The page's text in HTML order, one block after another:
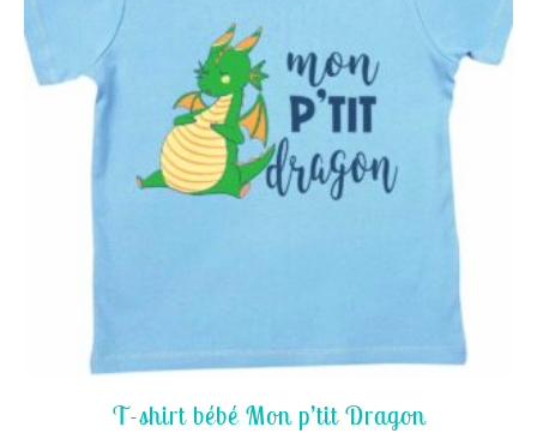
T-shirt bébé Mon p’tit Dragon